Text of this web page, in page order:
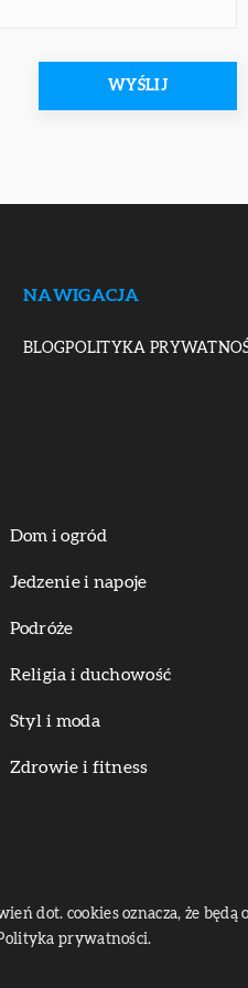
NAWIGACJA
BLOGPOLITYKA
Dom i ogród
Jedzenie i napoje
Podróże
Religia i duchowość
Styl i moda
Zdrowie i fitness
dot. cookies oznacza, że będą
prywatności.